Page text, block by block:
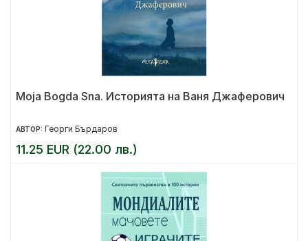
Moja Bogda Sna. Историята на Ваня Джаферович
АВТОР: Георги Бърдаров
11.25 EUR (22.00 лв.)